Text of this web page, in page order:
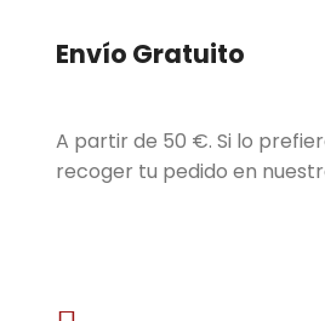
Envío Gratuito
A partir de 50 €. Si lo
recoger tu pedido en